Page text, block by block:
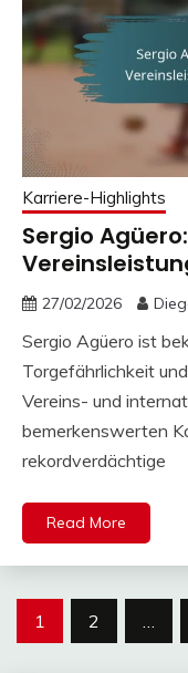
Karriere-Highlights
Sergio
27/02/2026
Sergio Agüero ist
Torgefährlichkeit
Vereins- und
bemerkenswerten
rekordverdächtige
Read More
Posts
1 2 …